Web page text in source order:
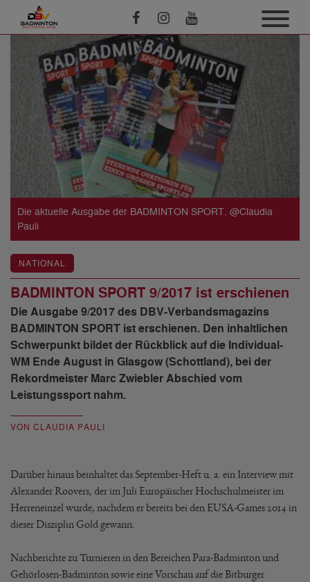
Die aktuelle Ausgabe der BADMINTON SPORT. @Claudia
Pauli
NATIONAL
BADMINTON SPORT 9/2017 ist erschienen
Die Ausgabe 9/2017 des DBV-Verbandsmagazins
BADMINTON SPORT ist erschienen. Den inhaltlichen
Schwerpunkt bildet der Rückblick auf die Individual-
WM Ende August in Glasgow (Schottland), bei der
Rekordmeister Marc Zwiebler Abschied vom
Leistungssport nahm.
VON CLAUDIA PAULI
Darüber hinaus beinhaltet das September-Heft u. a. ein Interview mit
Alexander Roovers, der im Juli Europäischer Hochschulmeister im
Herreneinzel wurde, nachdem er bereits bei den EUSA-Games 2014 in
dieser Disziplin Gold gewann.
Nachberichte zu Turnieren in den Bereichen Para-Badminton und
Gehörlosen-Badminton sowie eine Vorschau auf die Bitburger